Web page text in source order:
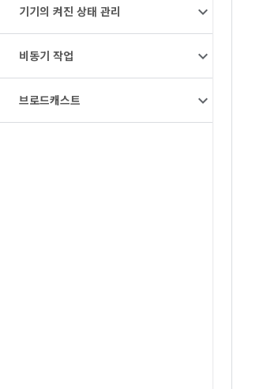
기기의 켜진 상태 관리
비동기 작업
브로드캐스트